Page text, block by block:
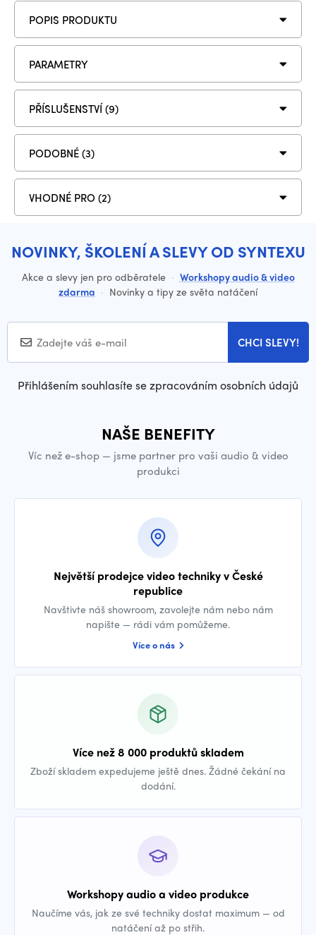
POPIS PRODUKTU
PARAMETRY
PŘÍSLUŠENSTVÍ (9)
PODOBNÉ (3)
VHODNÉ PRO (2)
NOVINKY, ŠKOLENÍ A SLEVY OD SYNTEXU
Akce a slevy jen pro odběratele · Workshopy audio & video
zdarma · Novinky a tipy ze světa natáčení
CHCI SLEVY!
Přihlášením souhlasíte se zpracováním osobních údajů
NAŠE BENEFITY
Víc než e-shop — jsme partner pro vaši audio & video
produkci
Největší prodejce video techniky v České
republice
Navštivte náš showroom, zavolejte nám nebo nám
napište — rádi vám pomůžeme.
Více o nás
Více než 8 000 produktů skladem
Zboží skladem expedujeme ještě dnes. Žádné čekání na
dodání.
Workshopy audio a video produkce
Naučíme vás, jak ze své techniky dostat maximum — od
natáčení až po střih.